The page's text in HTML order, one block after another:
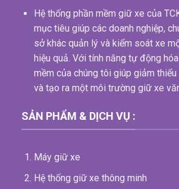
Hệ thống phần mềm giữ xe của
mục tiêu giúp các doanh nghiệp,
sở khác quản lý và kiểm soát xe
hiệu quả. Với tính năng tự động
mềm của chúng tôi giúp giảm
và tạo ra một môi trường giữ xe
SẢN PHẨM & DỊCH VỤ :
Máy giữ xe
Hệ thống giữ xe thông minh